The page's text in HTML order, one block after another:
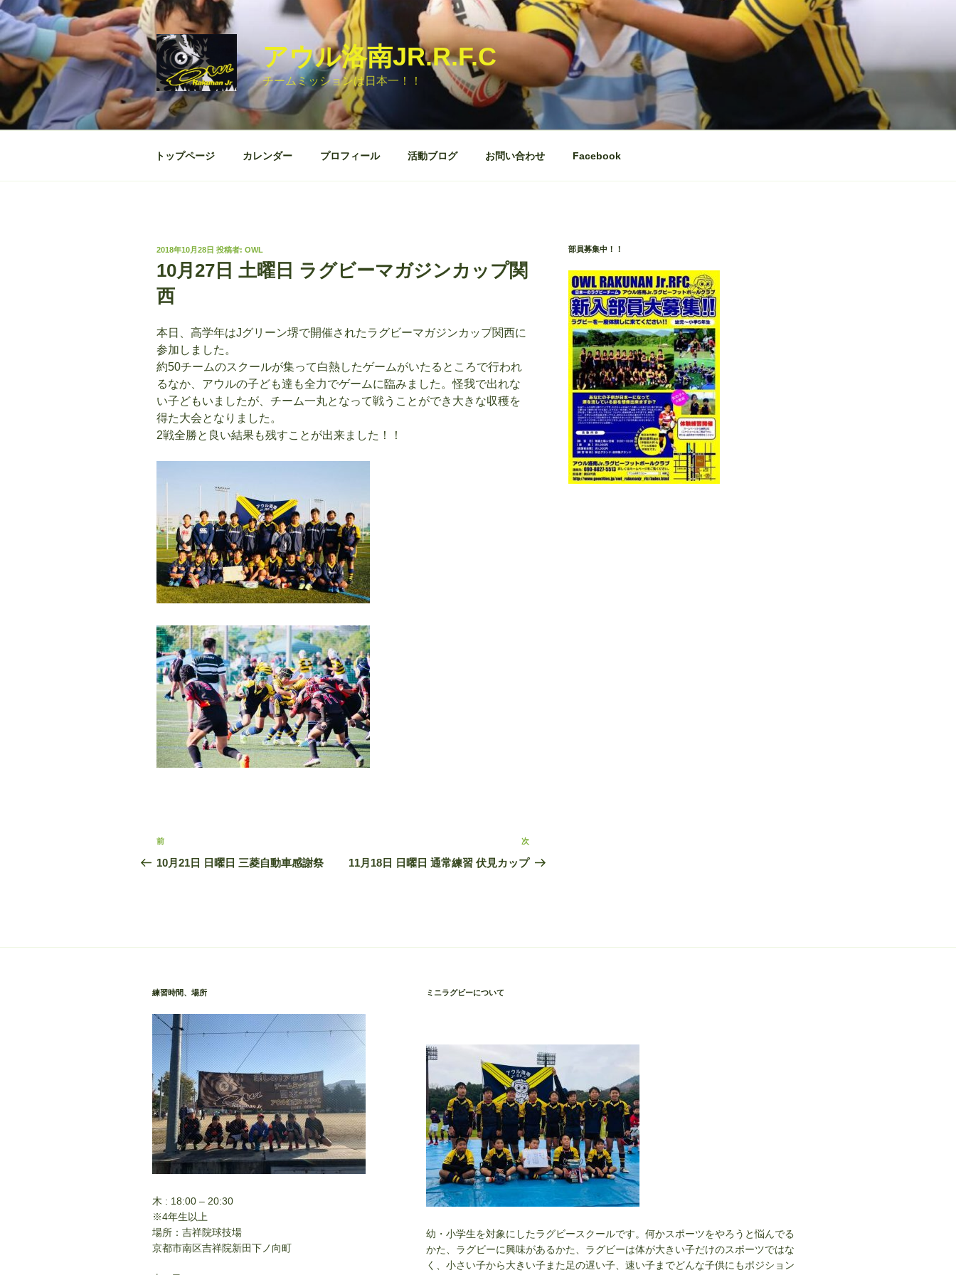
コ
ン
テ
ン
ツ
ス
キ
アウル洛南JR.R.F.C
チームミッションは日本一！！
トップページ カレンダー プロフィール 活動ブログ お問い合わせ Facebook
投
2018年10月28日 投稿者: OWL
10月27日 土曜日 ラグビーマガジンカップ関
西
本日、高学年はJグリーン堺で開催されたラグビーマガジンカップ関西に
参加しました。
約50チームのスクールが集って白熱したゲームがいたるところで行われ
るなか、アウルの子ども達も全力でゲームに臨みました。怪我で出れな
い子どもいましたが、チーム一丸となって戦うことができ大きな収穫を
得た大会となりました。
2戦全勝と良い結果も残すことが出来ました！！
投
稿
シ
ョ
ン
前
の
前
10月21日 日曜日 三菱自動車感謝祭
次
の
次
11月18日 日曜日 通常練習 伏見カップ
部員募集中！！
練習時間、場所
木 : 18:00 – 20:30
※4年生以上
場所：吉祥院球技場
京都市南区吉祥院新田下ノ向町
ミニラグビーについて
幼・小学生を対象にしたラグビースクールです。何かスポーツをやろうと悩んでる
かた、ラグビーに興味があるかた、ラグビーは体が大きい子だけのスポーツではな
く、小さい子から大きい子また足の遅い子、速い子までどんな子供にもポジション